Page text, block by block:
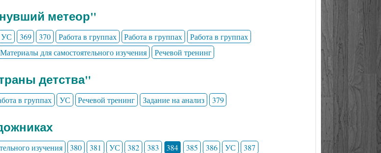
метеор"
УС 369 370 Работа в группах Работа в группах
Работа в группах
Материалы для самостоятельного изучения Речевой тренинг
детства"
в группах УС Речевой тренинг Задание на анализ 379
изучения 380 381 УС 382 383 384 385 386 УС
387